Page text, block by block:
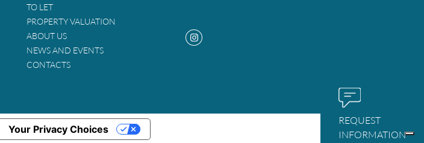
REQUEST
INFORMATION
TO LET
PROPERTY VALUATION
ABOUT US
NEWS AND EVENTS
CONTACTS
Your Privacy Choices